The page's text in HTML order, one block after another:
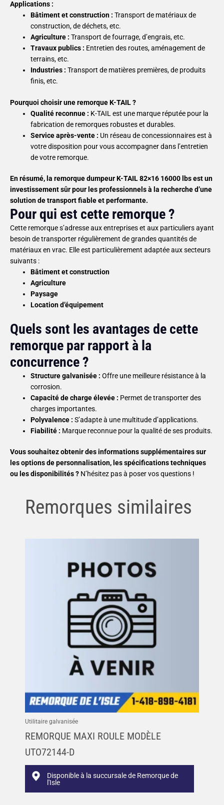
Applications :
Bâtiment et construction : Transport de matériaux de
construction, de déchets, etc.
Agriculture : Transport de fourrage, d’engrais, etc.
Travaux publics : Entretien des routes, aménagement de
terrains, etc.
Industries : Transport de matières premières, de produits
finis, etc.
Pourquoi choisir une remorque K-TAIL ?
Qualité reconnue : K-TAIL est une marque réputée pour la
fabrication de remorques robustes et durables.
Service après-vente : Un réseau de concessionnaires est à
votre disposition pour vous accompagner dans l’entretien
de votre remorque.
En résumé, la remorque dumpeur K-TAIL 82×16 16000 lbs est un
investissement sûr pour les professionnels à la recherche d’une
solution de transport fiable et performante.
Pour qui est cette remorque ?
Cette remorque s’adresse aux entreprises et aux particuliers ayant
besoin de transporter régulièrement de grandes quantités de
matériaux en vrac. Elle est particulièrement adaptée aux secteurs
suivants :
Bâtiment et construction
Agriculture
Paysage
Location d’équipement
Quels sont les avantages de cette
remorque par rapport à la
concurrence ?
Structure galvanisée : Offre une meilleure résistance à la
corrosion.
Capacité de charge élevée : Permet de transporter des
charges importantes.
Polyvalence : S’adapte à une multitude d’applications.
Fiabilité : Marque reconnue pour la qualité de ses produits.
Vous souhaitez obtenir des informations supplémentaires sur
les options de personnalisation, les spécifications techniques
ou les disponibilités ? N’hésitez pas à poser vos questions !
Remorques similaires
Utilitaire galvanisée
REMORQUE MAXI ROULE MODÈLE
UTO72144-D
Disponible à la succursale de Remorque de
l'Isle